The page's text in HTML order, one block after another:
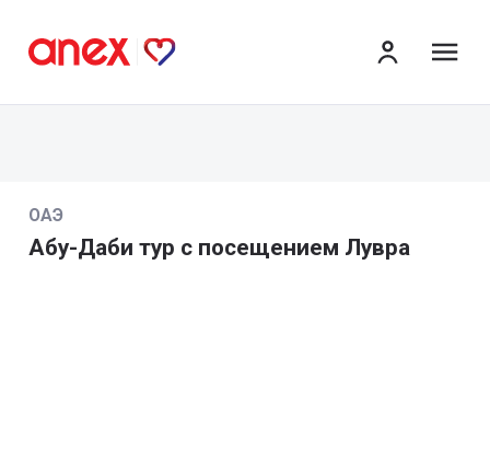
ОАЭ
Абу-Даби тур с посещением Лувра